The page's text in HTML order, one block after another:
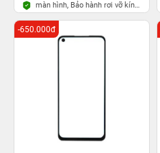
màn hình, Bảo hành rơi vỡ kính
1 lần trong 3 tháng
-650.000đ